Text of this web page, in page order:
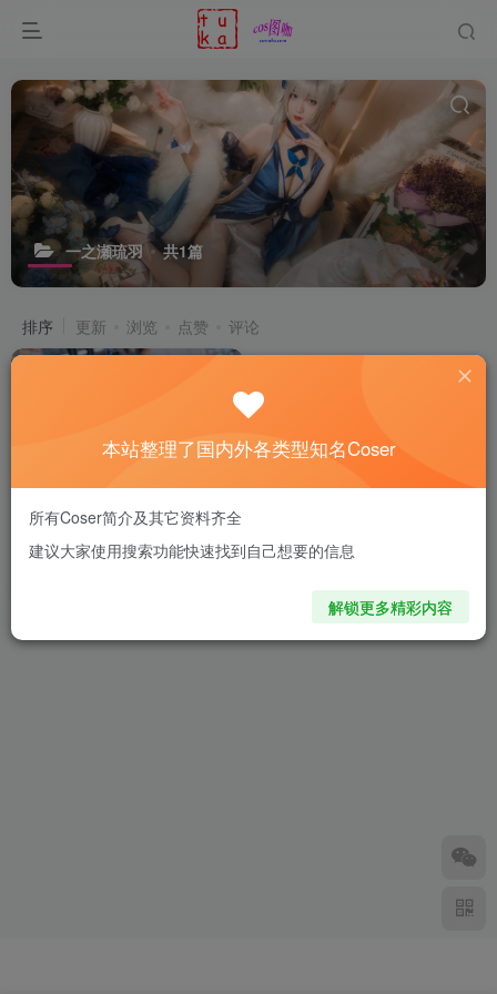
一之瀬琉羽 共1篇
排序 更新 浏览 点赞 评论
VTuber一之瀬琉羽COS：百
瀬サク恶魔制服太可爱让人心
本站整理了国内外各类型知名Coser
所有Coser简介及其它资料齐全
建议大家使用搜索功能快速找到自己想要的信息
解锁更多精彩内容